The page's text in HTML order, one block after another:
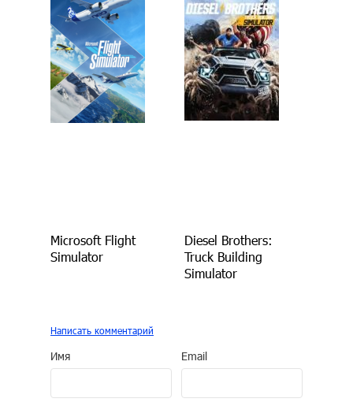
Microsoft Flight
Simulator
Diesel Brothers:
Truck Building
Simulator
Написать комментарий
Имя Email